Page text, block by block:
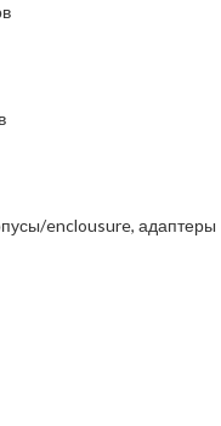
enclousure, адаптеры